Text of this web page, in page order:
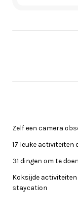
Zelf een camera
17 leuke activiteiten
31 dingen om te
Koksijde
staycation